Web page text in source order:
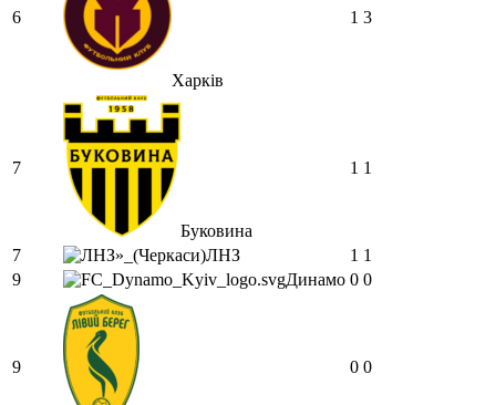
завтра напишу в інстаграм
Hatsyk : SVAT, без проблем
Hatsyk в інсті обмеження
кинув в ТГ
DJGycle :Tamada
Makiavelli :Всім привіт!
Makiavelli :
Бачу чат знову живий)
Трансфери такі шо слів
нема....все йде до чергового провалу
Makiavelli, вітаємо на сайті.
Вірю що чат і сайт загалом буде ще
активніший з часом)
Hatsyk:
Та Кузик ще ок, а
Мельниченко я думаю це для
6
Харків
1 3
7
Буковина
1 1
7 ЛНЗ 1 1
9
Динамо 0 0
9 0 0